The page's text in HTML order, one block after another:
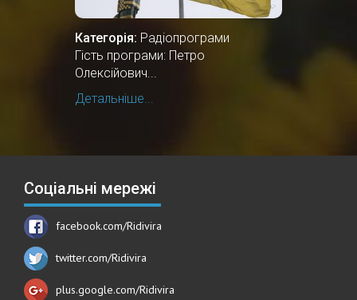
Категорія: Радіопрограми
Гість програми: Петро
Олексійович...
Детальніше...
Соціальні мережі
facebook.com/Ridivira
twitter.com/Ridivira
plus.google.com/Ridivira